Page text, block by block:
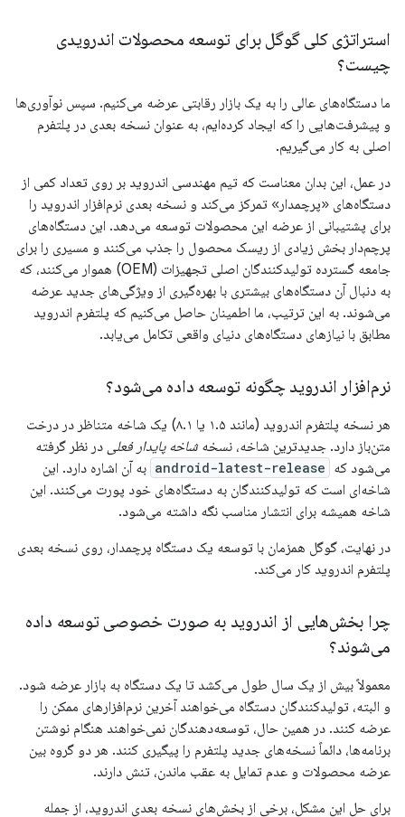
استراتژی کلی گوگل برای توسعه محصولات اندرویدی
چیست؟
ما دستگاه‌های عالی را به یک بازار رقابتی عرضه می‌کنیم. سپس نوآوری‌ها
و پیشرفت‌هایی را که ایجاد کرده‌ایم، به عنوان نسخه بعدی در پلتفرم
اصلی به کار می‌گیریم.
در عمل، این بدان معناست که تیم مهندسی اندروید بر روی تعداد کمی از
دستگاه‌های «پرچمدار» تمرکز می‌کند و نسخه بعدی نرم‌افزار اندروید را
برای پشتیبانی از عرضه این محصولات توسعه می‌دهد. این دستگاه‌های
پرچم‌دار بخش زیادی از ریسک محصول را جذب می‌کنند و مسیری را برای
جامعه گسترده تولیدکنندگان اصلی تجهیزات (OEM) هموار می‌کنند، که
به دنبال آن دستگاه‌های بیشتری با بهره‌گیری از ویژگی‌های جدید عرضه
می‌شوند. به این ترتیب، ما اطمینان حاصل می‌کنیم که پلتفرم اندروید
مطابق با نیازهای دستگاه‌های دنیای واقعی تکامل می‌یابد.
نرم‌افزار اندروید چگونه توسعه داده می‌شود؟
هر نسخه پلتفرم اندروید (مانند ۱.۵ یا ۸.۱) یک شاخه متناظر در درخت
متن‌باز دارد. جدیدترین شاخه، نسخهشاخه پایدار فعلی در نظر گرفته
می‌شود که android-latest-release به آن اشاره دارد. این
شاخه‌ای است که تولیدکنندگان به دستگاه‌های خود پورت می‌کنند. این
شاخه همیشه برای انتشار مناسب نگه داشته می‌شود.
در نهایت، گوگل همزمان با توسعه یک دستگاه پرچمدار، روی نسخه بعدی
پلتفرم اندروید کار می‌کند.
چرا بخش‌هایی از اندروید به صورت خصوصی توسعه داده
می‌شوند؟
معمولاً بیش از یک سال طول می‌کشد تا یک دستگاه به بازار عرضه شود.
و البته، تولیدکنندگان دستگاه می‌خواهند آخرین نرم‌افزارهای ممکن را
عرضه کنند. در همین حال، توسعه‌دهندگان نمی‌خواهند هنگام نوشتن
برنامه‌ها، دائماً نسخه‌های جدید پلتفرم را پیگیری کنند. هر دو گروه بین
عرضه محصولات و عدم تمایل به عقب ماندن، تنش دارند.
برای حل این مشکل، برخی از بخش‌های نسخه بعدی اندروید، از جمله